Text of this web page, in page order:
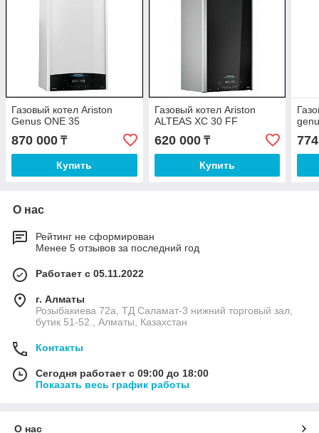
Газовый котел Ariston
Genus ONE 35
870 000 ₸
Купить
Газовый котел Ariston
ALTEAS XC 30 FF
620 000₸
Купить
О нас
Рейтинг не сформирован
Менее 5 отзывов за последний год
Работает с 05.11.2022
г. Алматы
Розыбакиева 72а, ТД Саламат-3 нижний торговый зал,
бутик 51-52., Алматы, Казахстан
Контакты
Сегодня работает с 09:00 до 18:00
Показать весь график работы
О нас